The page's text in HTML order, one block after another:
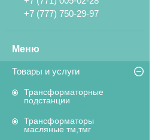
+7 (777) 750-29-97
Товары и услуги
Трансформаторные
подстанции
Трансформаторы
масляные тм,тмг